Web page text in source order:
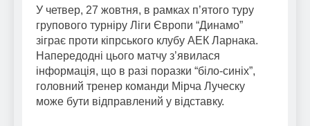
У четвер, 27 жовтня, в рамках п’ятого туру
групового турніру Ліги Європи “Динамо”
зіграє проти кіпрського клубу АЕК Ларнака.
Напередодні цього матчу з’явилася
інформація, що в разі поразки “біло-синіх”,
головний тренер команди Мірча Луческу
може бути відправлений у відставку.